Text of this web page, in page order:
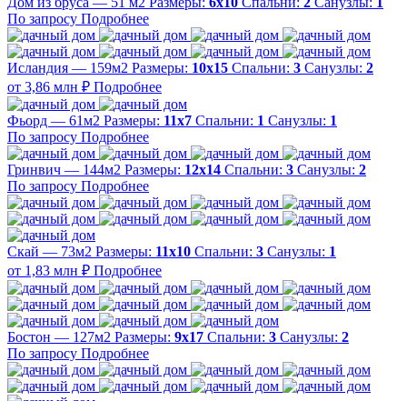
По запросу Подробнее
Исландия — 159м2 Размеры: 10х15 Спальни: 3 Санузлы: 2
от 3,86 млн ₽ Подробнее
Фьорд — 61м2 Размеры: 11х7 Спальни: 1 Санузлы: 1
По запросу Подробнее
Гринвич — 144м2 Размеры: 12х14 Спальни: 3 Санузлы: 2
По запросу Подробнее
Скай — 73м2 Размеры: 11х10 Спальни: 3 Санузлы: 1
от 1,83 млн ₽ Подробнее
Бостон — 127м2 Размеры: 9х17 Спальни: 3 Санузлы: 2
По запросу Подробнее